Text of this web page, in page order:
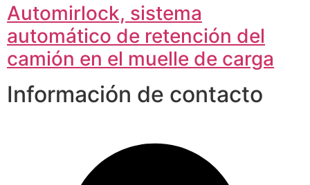
Automirlock, sistema
automático de retención del
camión en el muelle de carga
Información de contacto